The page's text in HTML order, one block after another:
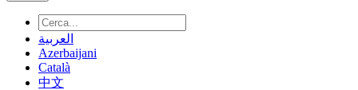
العربية
Azerbaijani
Català
中文